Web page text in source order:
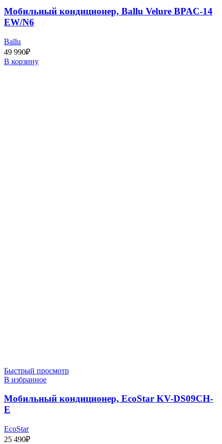
Мобильный кондиционер, Ballu Velure BPAC-14
EW/N6
Ballu
49 990₽
В корзину
Быстрый просмотр
В избранное
Мобильный кондиционер, EcoStar KV-DS09CH-
E
EcoStar
25 490₽